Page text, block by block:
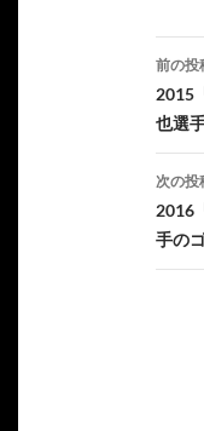
投
稿
ナ
ビ
ゲ
ー
前の投
2015
也選
次の投
2016
手の